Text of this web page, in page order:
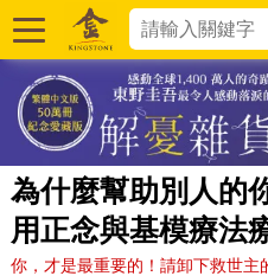
為什麼幫助別人的
用正念與基模療法
你，才是最重要的！請卸下救世主